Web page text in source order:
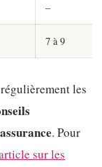
–
7 à 9
les
. Pour
sur les